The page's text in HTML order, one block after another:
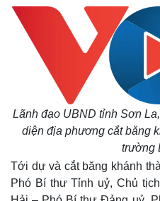
Lãnh đạo UBND tỉnh Sơn
diện địa phương cắt băng
trường
Tới dự và cắt băng khánh
Phó Bí thư Tỉnh uỷ, Chủ